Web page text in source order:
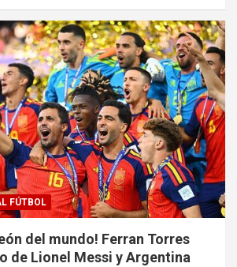
FÚTBOL
del mundo! Ferran Torres
de Lionel Messi y Argentina